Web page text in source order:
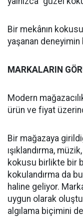
Bir mekânın
yaşanan
MARKALARIN
Modern
ürün ve fiyat
Bir mağazaya
ışıklandırma,
kokusu birlikte bir
kokulandırma da
haline geliyor.
uygun olarak
algılama biçimini